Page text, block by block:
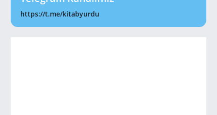
https://t.me/kitabyurdu